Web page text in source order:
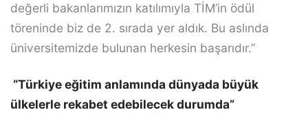
değerli bakanlarımızın katılımıyla TİM’in ödül
töreninde biz de 2. sırada yer aldık. Bu aslında
üniversitemizde bulunan herkesin başarıdır.”
“Türkiye eğitim anlamında dünyada büyük
ülkelerle rekabet edebilecek durumda”